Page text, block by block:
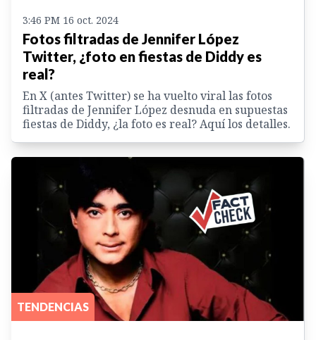
3:46 PM 16 oct. 2024
Fotos filtradas de Jennifer López
Twitter, ¿foto en fiestas de Diddy es
real?
En X (antes Twitter) se ha vuelto viral las fotos
filtradas de Jennifer López desnuda en supuestas
fiestas de Diddy, ¿la foto es real? Aquí los detalles.
TENDENCIAS